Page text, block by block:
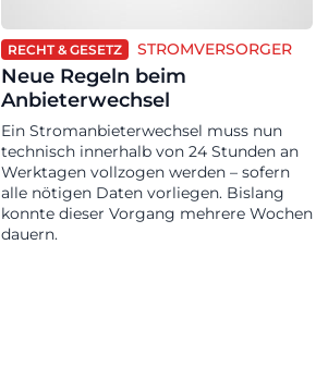
RECHT & GESETZ STROMVERSORGER
Neue Regeln beim
Anbieterwechsel
Ein Stromanbieterwechsel muss nun
technisch innerhalb von 24 Stunden an
Werktagen vollzogen werden – sofern
alle nötigen Daten vorliegen. Bislang
konnte dieser Vorgang mehrere Wochen
dauern.